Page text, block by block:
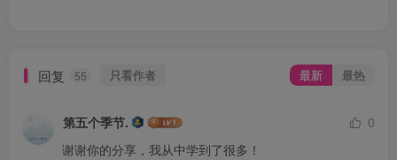
回复 55 只看作者 最新 最热
第五个季节.
0
谢谢你的分享，我从中学到了很多！